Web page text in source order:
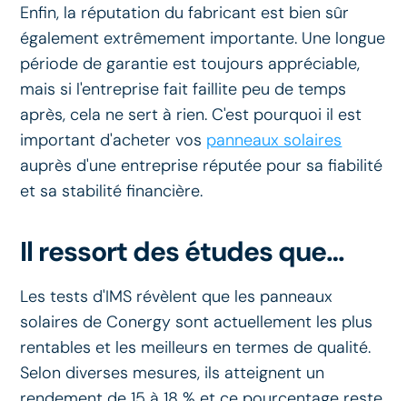
Enfin, la réputation du fabricant est bien sûr
également extrêmement importante. Une longue
période de garantie est toujours appréciable,
mais si l'entreprise fait faillite peu de temps
après, cela ne sert à rien. C'est pourquoi il est
important d'acheter vos panneaux solaires
auprès d'une entreprise réputée pour sa fiabilité
et sa stabilité financière.
Il ressort des études que…
Les tests d'IMS révèlent que les panneaux
solaires de Conergy sont actuellement les plus
rentables et les meilleurs en termes de qualité.
Selon diverses mesures, ils atteignent un